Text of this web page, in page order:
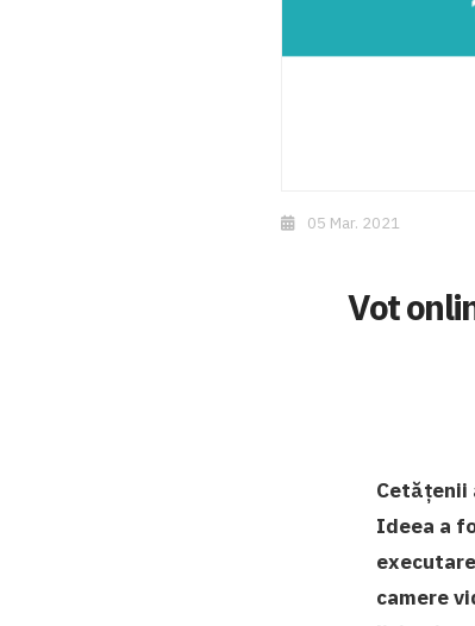
05 Mar. 2021
Vot
Cetățenii
Ideea a
camere